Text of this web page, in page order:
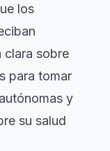
los
clara sobre
para tomar
y
su salud